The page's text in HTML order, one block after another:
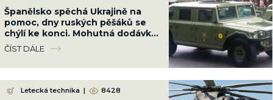
Španělsko spěchá Ukrajině na
pomoc, dny ruských pěšáků se
chýlí ke konci. Mohutná dodávka
je srovná do latě
ČÍST DÁLE
Letecká technika | 8428